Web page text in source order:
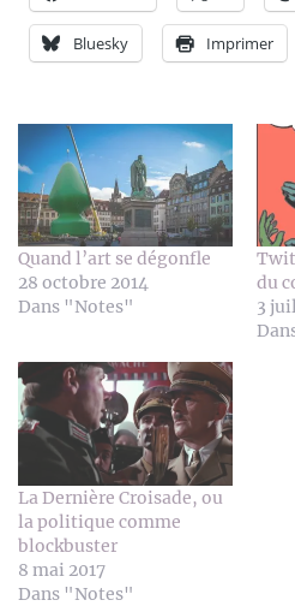
Bluesky Imprimer
Quand l’art se dégonfle
28 octobre 2014
Dans "Notes"
du
3
La Dernière Croisade, ou
la politique comme
blockbuster
8 mai 2017
Dans "Notes"